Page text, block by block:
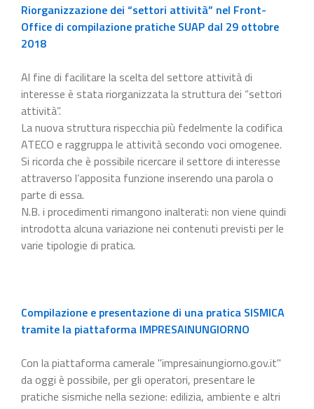
Riorganizzazione dei “settori attività” nel Front-
Office di compilazione pratiche SUAP dal 29 ottobre
2018
Al fine di facilitare la scelta del settore attività di
interesse è stata riorganizzata la struttura dei “settori
attività”.
La nuova struttura rispecchia più fedelmente la codifica
ATECO e raggruppa le attività secondo voci omogenee.
Si ricorda che è possibile ricercare il settore di interesse
attraverso l’apposita funzione inserendo una parola o
parte di essa.
N.B. i procedimenti rimangono inalterati: non viene quindi
introdotta alcuna variazione nei contenuti previsti per le
varie tipologie di pratica.
Compilazione e presentazione di una pratica SISMICA
tramite la piattaforma IMPRESAINUNGIORNO
Con la piattaforma camerale "impresainungiorno.gov.it"
da oggi è possibile, per gli operatori, presentare le
pratiche sismiche nella sezione: edilizia, ambiente e altri